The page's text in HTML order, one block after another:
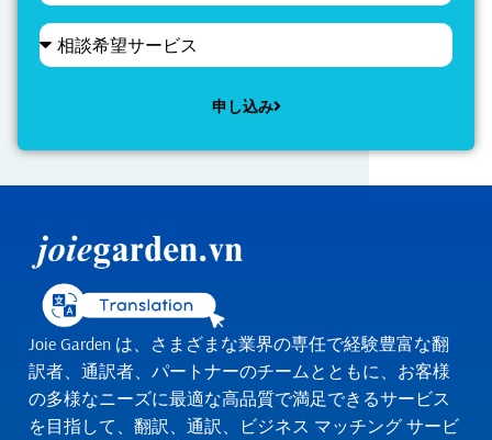
申し込み
Alternative:
Joie Garden は、さまざまな業界の専任で経験豊富な翻
訳者、通訳者、パートナーのチームとともに、お客様
の多様なニーズに最適な高品質で満足できるサービス
を目指して、翻訳、通訳、ビジネス マッチング サービ